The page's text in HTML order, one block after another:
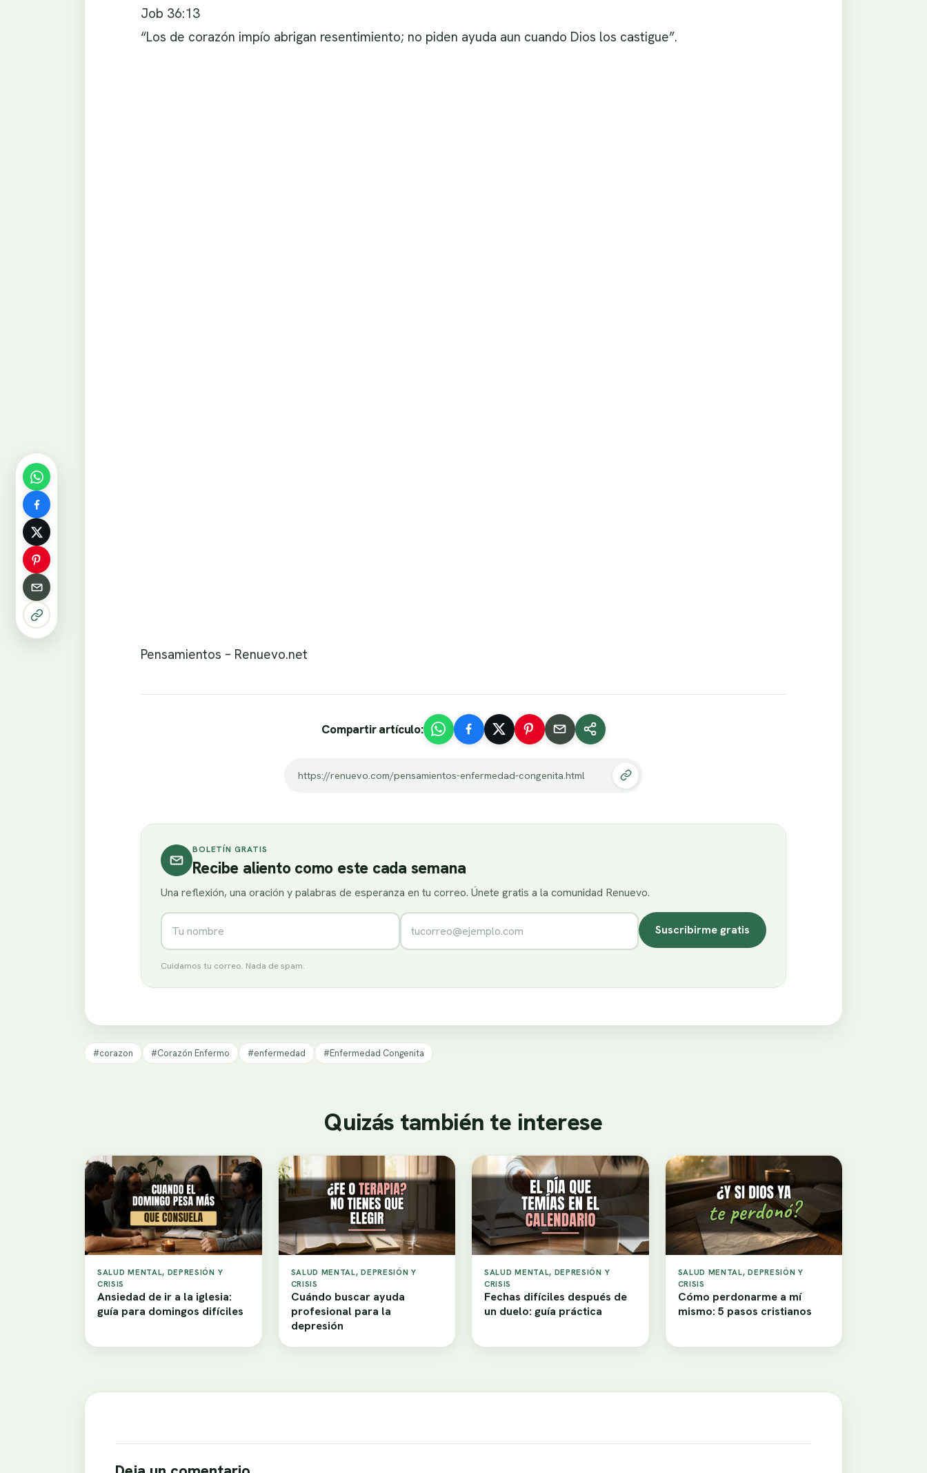
Job 36:13
“Los de corazón impío abrigan resentimiento; no piden ayuda aun cuando Dios los castigue”.
Pensamientos – Renuevo.net
Compartir artículo:
https://renuevo.com/pensamientos-enfermedad-congenita.html
BOLETÍN GRATIS
Recibe aliento como este cada semana
Una reflexión, una oración y palabras de esperanza en tu correo. Únete gratis a la comunidad Renuevo.
Nombre Correo electrónico
Suscribirme gratis
Cuidamos tu correo. Nada de spam.
#corazon #Corazón Enfermo #enfermedad #Enfermedad Congenita
Quizás también te interese
SALUD MENTAL, DEPRESIÓN Y
CRISIS
Ansiedad de ir a la iglesia:
guía para domingos difíciles
SALUD MENTAL, DEPRESIÓN Y
CRISIS
Cuándo buscar ayuda
profesional para la
depresión
SALUD MENTAL, DEPRESIÓN Y
CRISIS
Fechas difíciles después de
un duelo: guía práctica
SALUD MENTAL, DEPRESIÓN Y
CRISIS
Cómo perdonarme a mí
mismo: 5 pasos cristianos